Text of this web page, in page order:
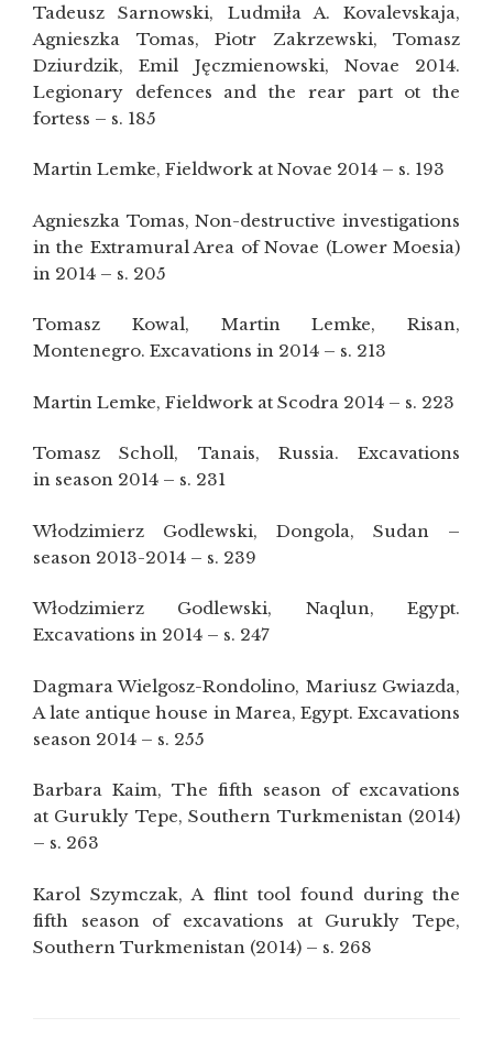
Tadeusz Sarnowski, Ludmiła A. Kovalevskaja,
Agnieszka Tomas, Piotr Zakrzewski, Tomasz
Dziurdzik, Emil Jęczmienowski, Novae 2014.
Legionary defences and the rear part ot the
fortess – s. 185
Martin Lemke, Fieldwork at Novae 2014 – s. 193
Agnieszka Tomas, Non-destructive investigations
in the Extramural Area of Novae (Lower Moesia)
in 2014 – s. 205
Tomasz Kowal, Martin Lemke, Risan,
Montenegro. Excavations in 2014 – s. 213
Martin Lemke, Fieldwork at Scodra 2014 – s. 223
Tomasz Scholl, Tanais, Russia. Excavations
in season 2014 – s. 231
Włodzimierz Godlewski, Dongola, Sudan –
season 2013-2014 – s. 239
Włodzimierz Godlewski, Naqlun, Egypt.
Excavations in 2014 – s. 247
Dagmara Wielgosz-Rondolino, Mariusz Gwiazda,
A late antique house in Marea, Egypt. Excavations
season 2014 – s. 255
Barbara Kaim, The fifth season of excavations
at Gurukly Tepe, Southern Turkmenistan (2014)
– s. 263
Karol Szymczak, A flint tool found during the
fifth season of excavations at Gurukly Tepe,
Southern Turkmenistan (2014) – s. 268